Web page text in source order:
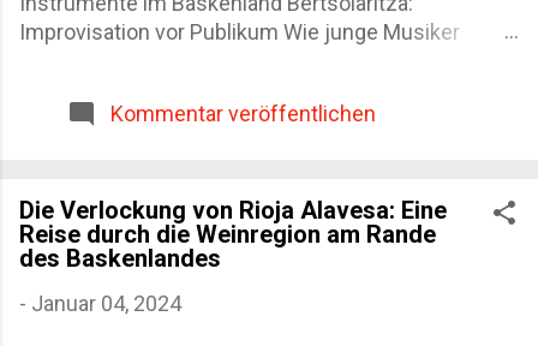
Improvisation vor Publikum Wie junge Musiker
Baskenland Ich erinnere mich noch genau an einen
und plötzlich begann hinter mir ein dumpfer
Rhythmus aus Holzschlägen. Zwei Männer spielten
Txalaparta. Kein Bühnenlicht, keine große
Ankündigung. Die Gespräche verstummten
trotzdem sofort. Genau das macht die Baskenland
Kommentar veröffentlichen
Die Verlockung von Rioja Alavesa: Eine
Reise durch die Weinregion am Rande
des Baskenlandes
- Januar 04, 2024